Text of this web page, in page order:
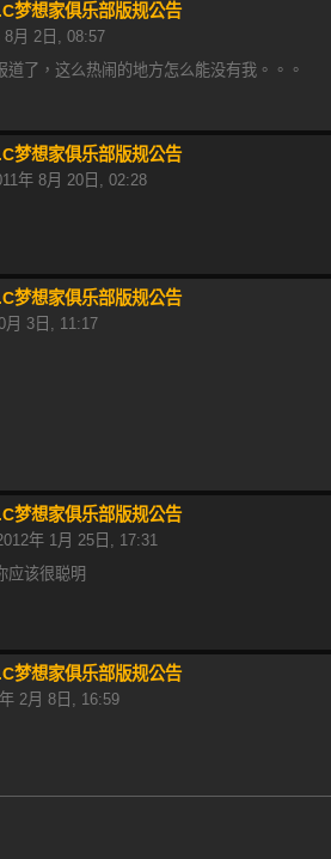
梦想家俱乐部版规公告
8月 2日, 08:57
道了，这么热闹的地方怎么能没有我。。。
梦想家俱乐部版规公告
年 8月 20日, 02:28
梦想家俱乐部版规公告
月 3日, 11:17
梦想家俱乐部版规公告
年 1月 25日, 17:31
应该很聪明
梦想家俱乐部版规公告
2月 8日, 16:59